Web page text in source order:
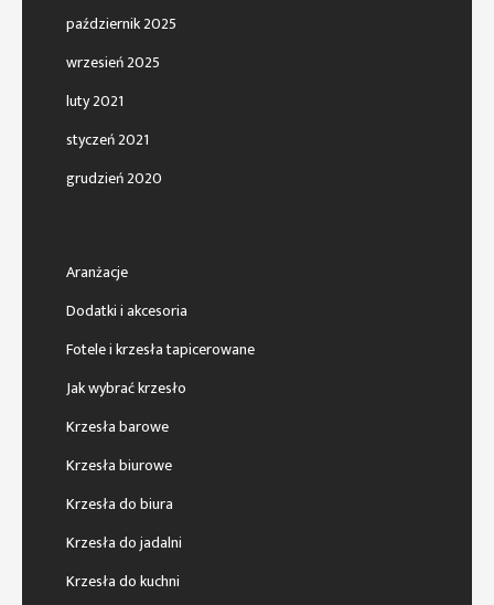
październik 2025
wrzesień 2025
luty 2021
styczeń 2021
grudzień 2020
Aranżacje
Dodatki i akcesoria
Fotele i krzesła tapicerowane
Jak wybrać krzesło
Krzesła barowe
Krzesła biurowe
Krzesła do biura
Krzesła do jadalni
Krzesła do kuchni